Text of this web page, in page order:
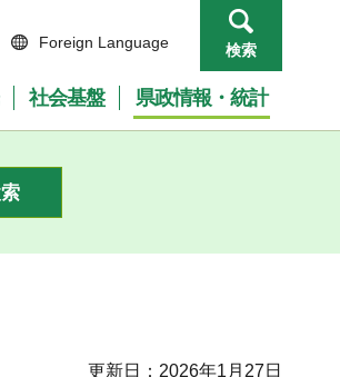
Foreign Language 検索
社会基盤 県政情報・統計
更新日：2026年1月27日